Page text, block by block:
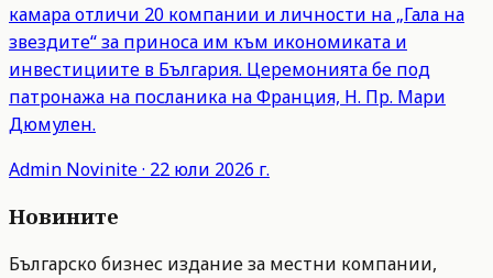
камара отличи 20 компании и личности на „Гала на
звездите“ за приноса им към икономиката и
инвестициите в България. Церемонията бе под
патронажа на посланика на Франция, Н. Пр. Мари
Дюмулен.
Admin Novinite· 22 юли 2026 г.
Новините
Българско бизнес издание за местни компании,